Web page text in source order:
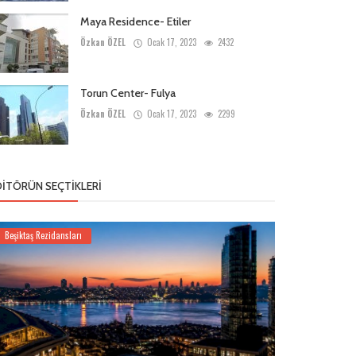
Maya Residence- Etiler
Özkan ÖZEL Ocak 17, 2023 2432
Torun Center- Fulya
Özkan ÖZEL Ocak 17, 2023 2299
SEÇTIKLERI
Beşiktaş Rezidansları